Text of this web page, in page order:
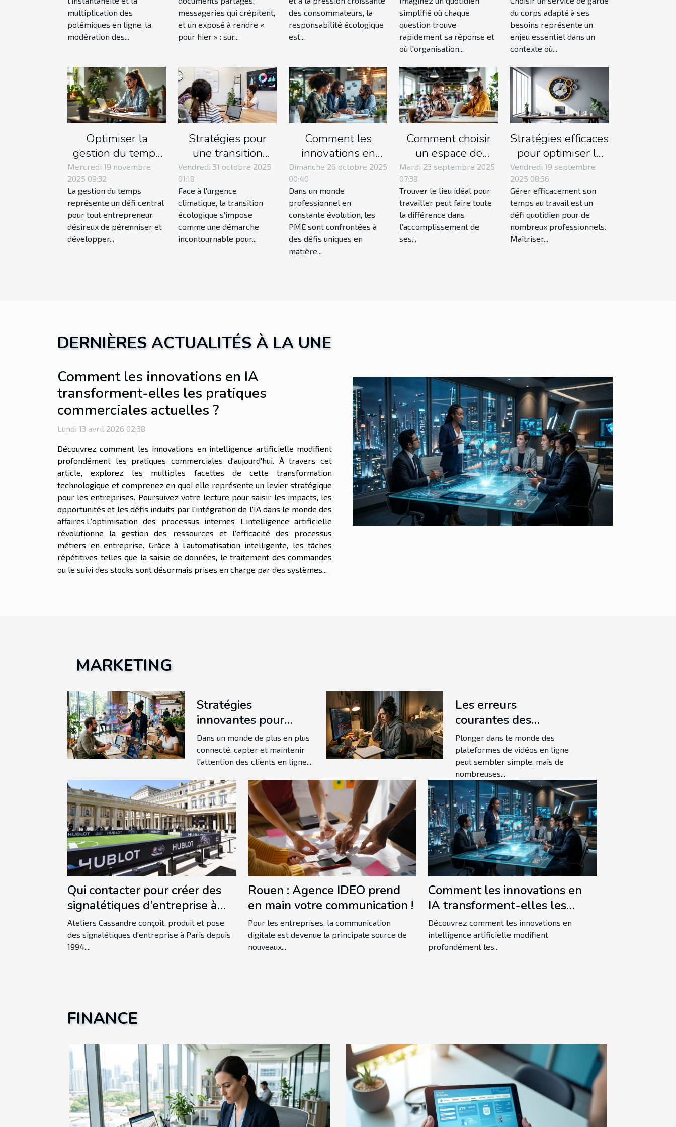
créativité ?
multiplication des
polémiques en ligne, la
modération des...
du travail en
groupe
messageries qui crépitent,
et un exposé à rendre «
pour hier » : sur...
écologique grâce
au recyclage ?
des consommateurs, la
responsabilité écologique
est...
simplifié où chaque
question trouve
rapidement sa réponse et
où l'organisation...
du corps adapté à ses
besoins représente un
enjeu essentiel dans un
contexte où...
Optimiser la
gestion du temps
pour les
entrepreneurs :
techniques et
outils
Mercredi 19 novembre
2025 09:32
La gestion du temps
représente un défi central
pour tout entrepreneur
désireux de pérenniser et
développer...
Stratégies pour
une transition
écologique efficace
en entreprise
Vendredi 31 octobre 2025
01:18
Face à l'urgence
climatique, la transition
écologique s'impose
comme une démarche
incontournable pour...
Comment les
innovations en
gestion de projet
transforment les
PME ?
Dimanche 26 octobre 2025
00:40
Dans un monde
professionnel en
constante évolution, les
PME sont confrontées à
des défis uniques en
matière...
Comment choisir
un espace de
coworking pour
productivité?
Mardi 23 septembre 2025
07:38
Trouver le lieu idéal pour
travailler peut faire toute
la différence dans
l’accomplissement de
ses...
Stratégies efficaces
pour optimiser la
gestion du temps
au travail
Vendredi 19 septembre
2025 08:36
Gérer efficacement son
temps au travail est un
défi quotidien pour de
nombreux professionnels.
Maîtriser...
DERNIÈRES ACTUALITÉS À LA UNE
Comment les innovations en IA
transforment-elles les pratiques
commerciales actuelles ?
Lundi 13 avril 2026 02:38
Découvrez comment les innovations en intelligence artificielle modifient
profondément les pratiques commerciales d'aujourd'hui. À travers cet
article, explorez les multiples facettes de cette transformation
technologique et comprenez en quoi elle représente un levier stratégique
pour les entreprises. Poursuivez votre lecture pour saisir les impacts, les
opportunités et les défis induits par l'intégration de l'IA dans le monde des
affaires.L’optimisation des processus internes L’intelligence artificielle
révolutionne la gestion des ressources et l’efficacité des processus
métiers en entreprise. Grâce à l’automatisation intelligente, les tâches
répétitives telles que la saisie de données, le traitement des commandes
ou le suivi des stocks sont désormais prises en charge par des systèmes...
MARKETING
Qui contacter pour créer des
signalétiques d’entreprise à
Paris ?
Ateliers Cassandre conçoit, produit et pose
des signalétiques d'entreprise à Paris depuis
1994....
Rouen : Agence IDEO prend
en main votre communication !
Pour les entreprises, la communication
digitale est devenue la principale source de
nouveaux...
Comment les innovations en
IA transforment-elles les
pratiques commerciales
actuelles ?
Découvrez comment les innovations en
intelligence artificielle modifient
profondément les...
Stratégies
innovantes pour
augmenter
l'engagement client
en ligne
Dans un monde de plus en plus
connecté, capter et maintenir
l'attention des clients en ligne...
Les erreurs
courantes des
débutants sur une
plateforme de vidéos
en ligne
Plonger dans le monde des
plateformes de vidéos en ligne
peut sembler simple, mais de
nombreuses...
FINANCE